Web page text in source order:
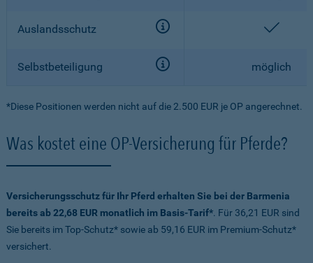
Auslandsschutz
Selbstbeteiligung möglich
*Diese Positionen werden nicht auf die 2.500 EUR je OP angerechnet.
Was kostet eine OP-Versicherung für Pferde?
Versicherungsschutz für Ihr Pferd erhalten Sie bei der Barmenia
bereits ab 22,68 EUR monatlich im Basis-Tarif*. Für 36,21 EUR sind
Sie bereits im Top-Schutz* sowie ab 59,16 EUR im Premium-Schutz*
versichert.